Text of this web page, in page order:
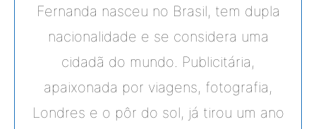
Fernanda nasceu no Brasil, tem dupla
nacionalidade e se considera uma
cidadã do mundo. Publicitária,
apaixonada por viagens, fotografia,
Londres e o pôr do sol, já tirou um ano